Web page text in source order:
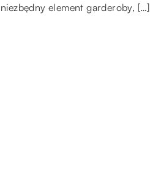
niezbędny element garderoby, […]